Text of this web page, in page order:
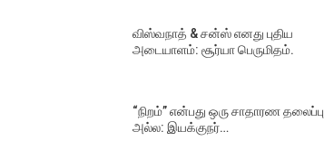
விஸ்வநாத் & சன்ஸ் எனது புதிய
அடையாளம்: சூர்யா பெருமிதம்.
“நிறம்” என்பது ஒரு சாதாரண தலைப்பு
அல்ல: இயக்குநர்…